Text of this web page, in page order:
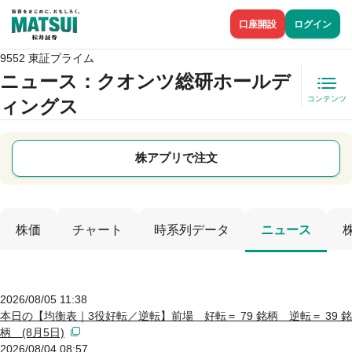
口座開設 ログイン
9552 東証プライム
ニュース ：クオンツ総研ホールデ
ィングス
コンテンツ
株アプリで注文
株価 チャート 時系列データ ニュース
2026/08/05 11:38
本日の【均衡表｜3役好転／逆転】前場 好転＝ 79 銘柄 逆転＝ 39 銘
柄 (8月5日)
2026/08/04 08:57